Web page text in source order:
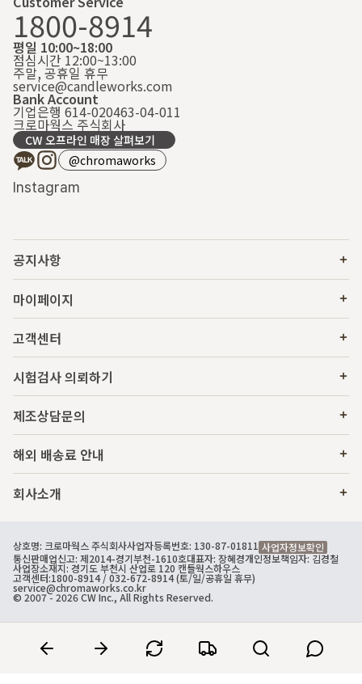
1800-8914
평일 10:00~18:00
점심시간 12:00~13:00
주말, 공휴일 휴무
service@candleworks.com
Bank Account
기업은행 614-020463-04-011
크로마웍스 주식회사
CW 오프라인 매장 살펴보기
@chromaworks
Instagram
공지사항
마이페이지
고객센터
시험검사 의뢰하기
제조상담문의
해외 배송료 안내
회사소개
상호명: 크로마웍스 주식회사사업자등록번호: 130-87-01811 사업자정보확인
통신판매업신고: 제2014-경기부천-1610호대표자: 장혜경개인정보책임자: 김경철
사업장소재지: 경기도 부천시 산업로 120 캔들웍스하우스
고객센터:1800-8914/ 032-672-8914 (토/일/공휴일 휴무)
service@chromaworks.co.kr
© 2007 - 2026 CW Inc., All Rights Reserved.